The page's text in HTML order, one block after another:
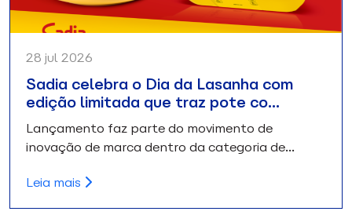
28 jul 2026
Sadia celebra o Dia da Lasanha com
edição limitada que traz pote co…
Lançamento faz parte do movimento de
inovação de marca dentro da categoria de…
Leia mais